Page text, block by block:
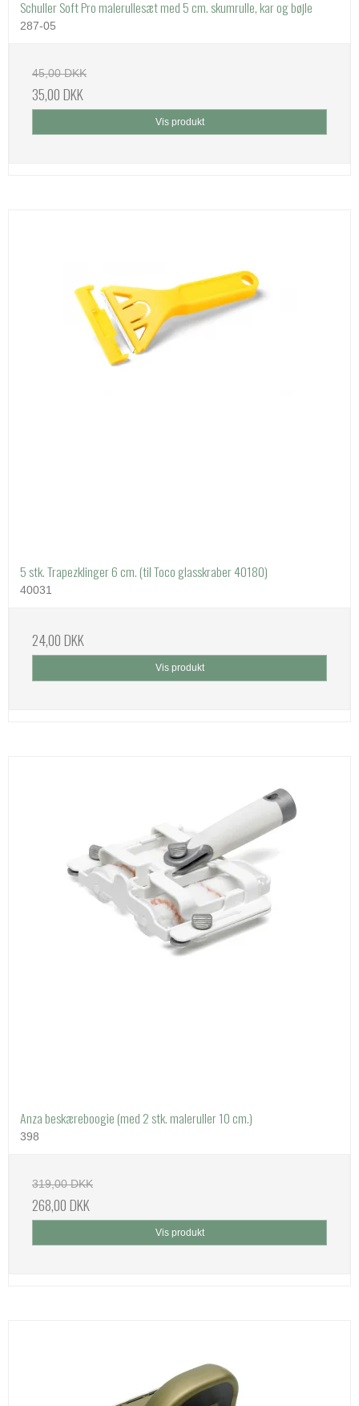
Schuller Soft Pro malerullesæt med 5 cm. skumrulle, kar og bøjle
287-05
45,00 DKK
35,00 DKK
Vis produkt
5 stk. Trapezklinger 6 cm. (til Toco glasskraber 40180)
40031
24,00 DKK
Vis produkt
Anza beskæreboogie (med 2 stk. maleruller 10 cm.)
398
319,00 DKK
268,00 DKK
Vis produkt